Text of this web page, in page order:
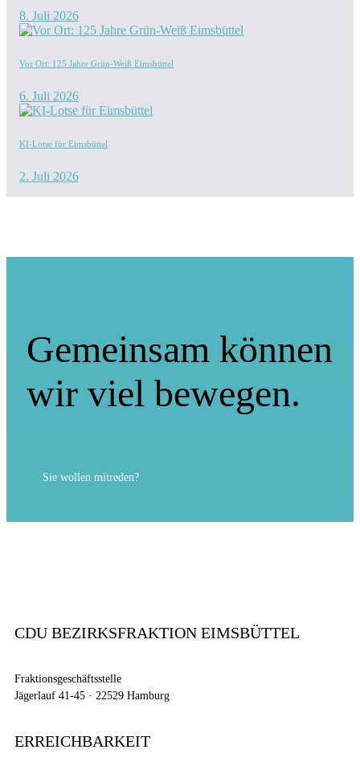
8. Juli 2026
Vor Ort: 125 Jahre Grün-Weiß Eimsbüttel
6. Juli 2026
KI-Lotse für Eimsbüttel
2. Juli 2026
Gemeinsam können
wir viel bewegen.
Sie wollen mitreden?
CDU BEZIRKSFRAKTION EIMSBÜTTEL
Fraktionsgeschäftsstelle
Jägerlauf 41-45 · 22529 Hamburg
ERREICHBARKEIT